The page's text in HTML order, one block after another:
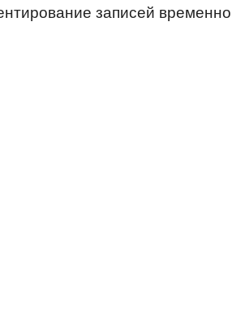
записей